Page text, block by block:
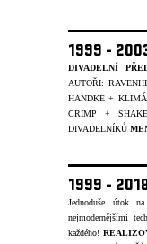
1999 -
DIVADELNÍ
AUTOŘI:
HANDKE +
CRIMP +
DIVADELNÍKŮ
1999 -
Jednoduše útok
nejmodernějšími
každého!